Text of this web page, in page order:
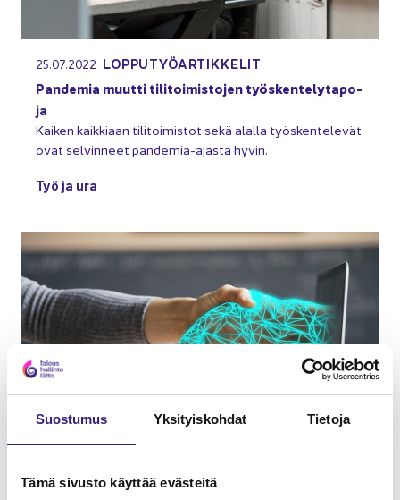
Suos­tu­mus Yk­si­tyis­koh­dat Tie­to­ja
Tämä si­vus­to käyt­tää eväs­tei­tä
25.07.2022 LOP­PU­TYÖ­AR­TIK­KE­LIT
Pan­de­mia muut­ti ti­li­toi­mis­to­jen työs­ken­te­ly­ta­po­
ja
Kai­ken kaik­ki­aan ti­li­toi­mis­tot sekä alal­la työs­ken­te­le­vät
ovat sel­vin­neet pandemia-​ajasta hyvin.
Työ ja ura
LOP­PU­TYÖ­AR­TIK­KE­LIT